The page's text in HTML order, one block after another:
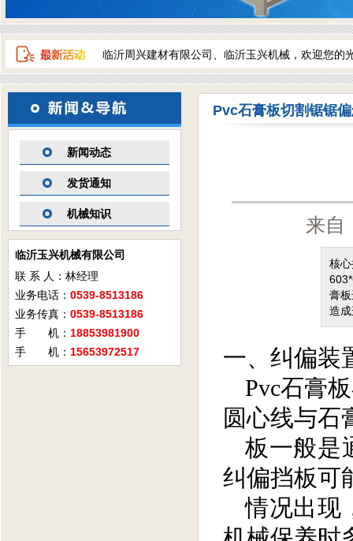
临沂周兴建材有限公司、临沂玉兴机械，欢迎您的
新闻动态
发货通知
机械知识
临沂玉兴机械有限公司
联 系 人：林经理
业务电话： 0539-8513186
业务传真： 0539-8513186
手 机： 18853981900
手 机： 15653972517
Pvc石膏板切割锯锯
来
核
膏
造
一、 纠偏装
Pvc石膏
圆心线与石
板一般是
纠偏挡板可
情况出现